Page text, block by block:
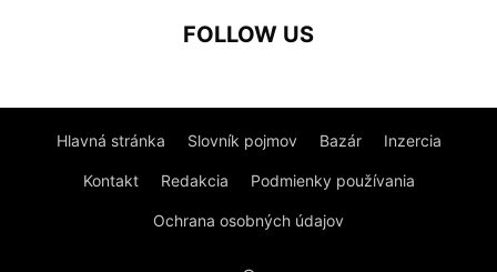
FOLLOW US
Hlavná stránka Slovník pojmov Bazár Inzercia
Kontakt Redakcia Podmienky používania
Ochrana osobných údajov